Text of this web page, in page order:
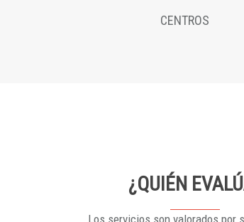
CENTROS
¿QUIÉN
Los servicios son valorados por